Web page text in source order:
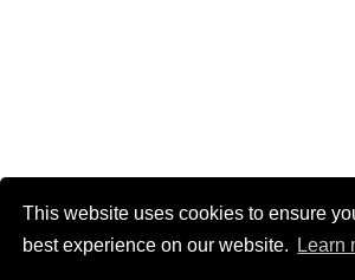
This website uses cookies to ensure
best experience on our website.
Learn